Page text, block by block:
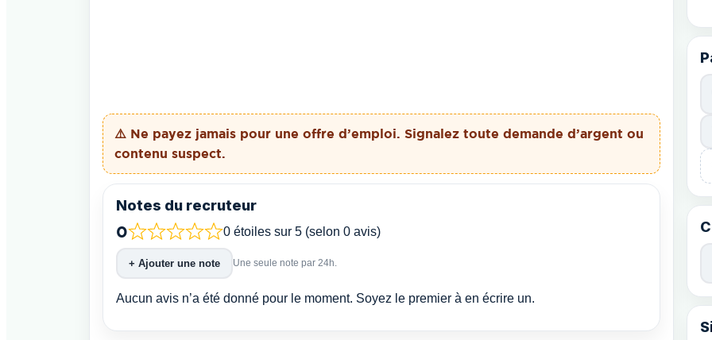
⚠️ Ne payez jamais pour une offre d’emploi. Signalez toute demande d’argent ou
contenu suspect.
Notes du recruteur
0 0 étoiles sur 5 (selon 0 avis)
+ Ajouter une note Une seule note par 24h.
Aucun avis n’a été donné pour le moment. Soyez le premier à en écrire un.